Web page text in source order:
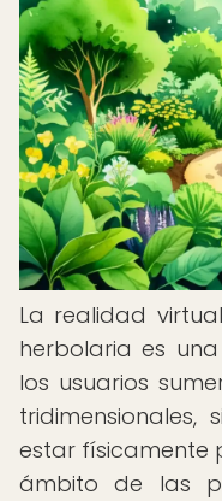
La realidad
herbolaria es
los usuarios
tridimensionales,
estar físicamente
ámbito de las